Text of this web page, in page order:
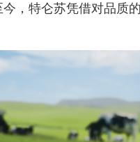
今，特仑苏凭借对品